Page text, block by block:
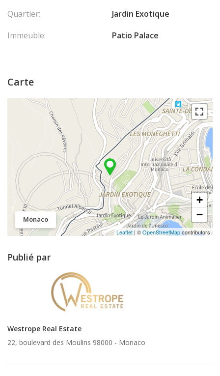
Quartier:
Jardin Exotique
Immeuble:
Patio Palace
Carte
Monaco
+
−
Leaflet | ©OpenStreetMapcontributors
Publié par
Westrope Real Estate
22, boulevard des Moulins 98000 - Monaco